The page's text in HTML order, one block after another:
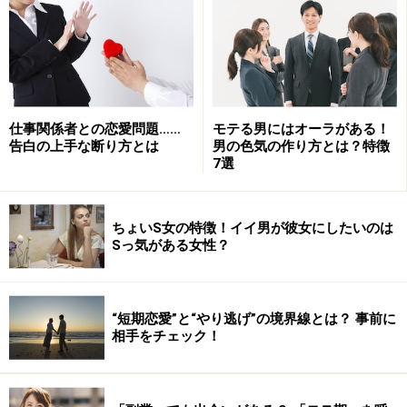
このコラムを読んで
「もしかしてわたしは“いい人”なのかも…」
は無用です。
ほんの少しだけ自分本位になるだけでいい
心当たりがある人も、ほんの少しだけ対人コミュニケー
ションのトーンを変えるだけで「いい人」を脱出して本
来の魅力を異性にアピールすることができます。ほんの
少しのチューニングでかまいません。それがあなたの恋
愛生活を一変させてくれるのです。
仕事関係者との恋愛問題……
告白の上手な断り方とは
モテる男にはオーラがある！
男の色気の作り方とは？特徴
7選
ちょいS女の特徴！イイ男が彼女にしたいのは
Sっ気がある女性？
“短期恋愛”と“やり逃げ”の境界線とは？ 事前に
相手をチェック！